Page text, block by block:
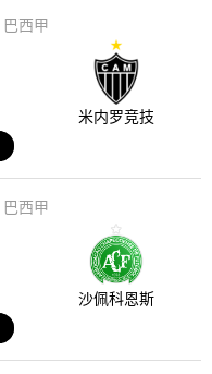
巴西甲
米内罗竞技
巴西甲
沙佩科恩斯